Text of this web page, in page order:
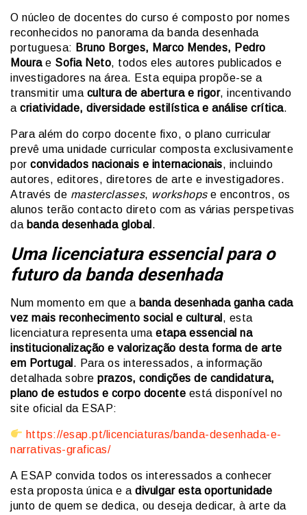
O núcleo de docentes do curso é composto por nomes
reconhecidos no panorama da banda desenhada
portuguesa: Bruno Borges, Marco Mendes, Pedro
Mourae Sofia Neto, todos eles autores publicados e
investigadores na área. Esta equipa propõe-se a
transmitir uma cultura de abertura e rigor, incentivando
a criatividade, diversidade estilística e análise crítica.
Para além do corpo docente fixo, o plano curricular
prevê uma unidade curricular composta exclusivamente
por convidados nacionais e internacionais, incluindo
autores, editores, diretores de arte e investigadores.
Através de masterclasses, workshopse encontros, os
alunos terão contacto direto com as várias perspetivas
da banda desenhada global .
Uma licenciatura essencial para o
futuro da banda desenhada
Num momento em que a banda desenhada ganha cada
vez mais reconhecimento social e cultural , esta
licenciatura representa uma etapa essencial na
institucionalização e valorização desta forma de arte
em Portugal . Para os interessados, a informação
detalhada sobre prazos, condições de candidatura,
plano de estudos e corpo docente está disponível no
site oficial da ESAP:
https://esap.pt/licenciaturas/banda-desenhada-e-
narrativas-graficas/
A ESAP convida todos os interessados a conhecer
esta proposta única e a divulgar esta oportunidade
junto de quem se dedica, ou deseja dedicar, à arte da